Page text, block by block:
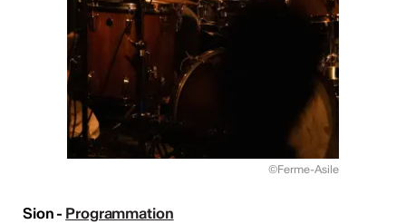
©Ferme-Asile
Sion - Programmation